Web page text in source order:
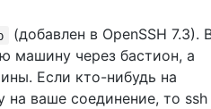
(добавлен в OpenSSH 7.3).
машину через бастион, а
Если кто-нибудь на
на ваше соединение, то ssh